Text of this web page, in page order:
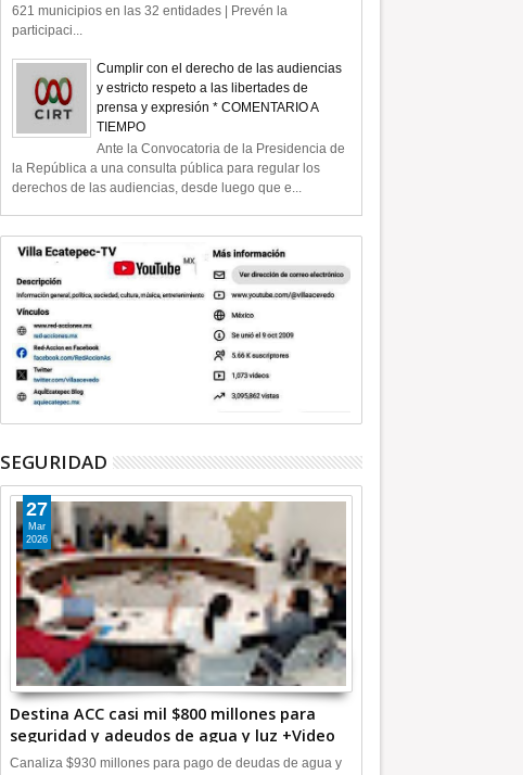
621 municipios en las 32 entidades | Prevén la
participaci...
Cumplir con el derecho de las audiencias
y estricto respeto a las libertades de
prensa y expresión * COMENTARIO A
TIEMPO
Ante la Convocatoria de la Presidencia de
la República a una consulta pública para regular los
derechos de las audiencias, desde luego que e...
SEGURIDAD
Destina ACC casi mil $800 millones para
seguridad y adeudos de agua y luz +Video
27
Mar
2026
Canaliza $930 millones para pago de deudas de agua y